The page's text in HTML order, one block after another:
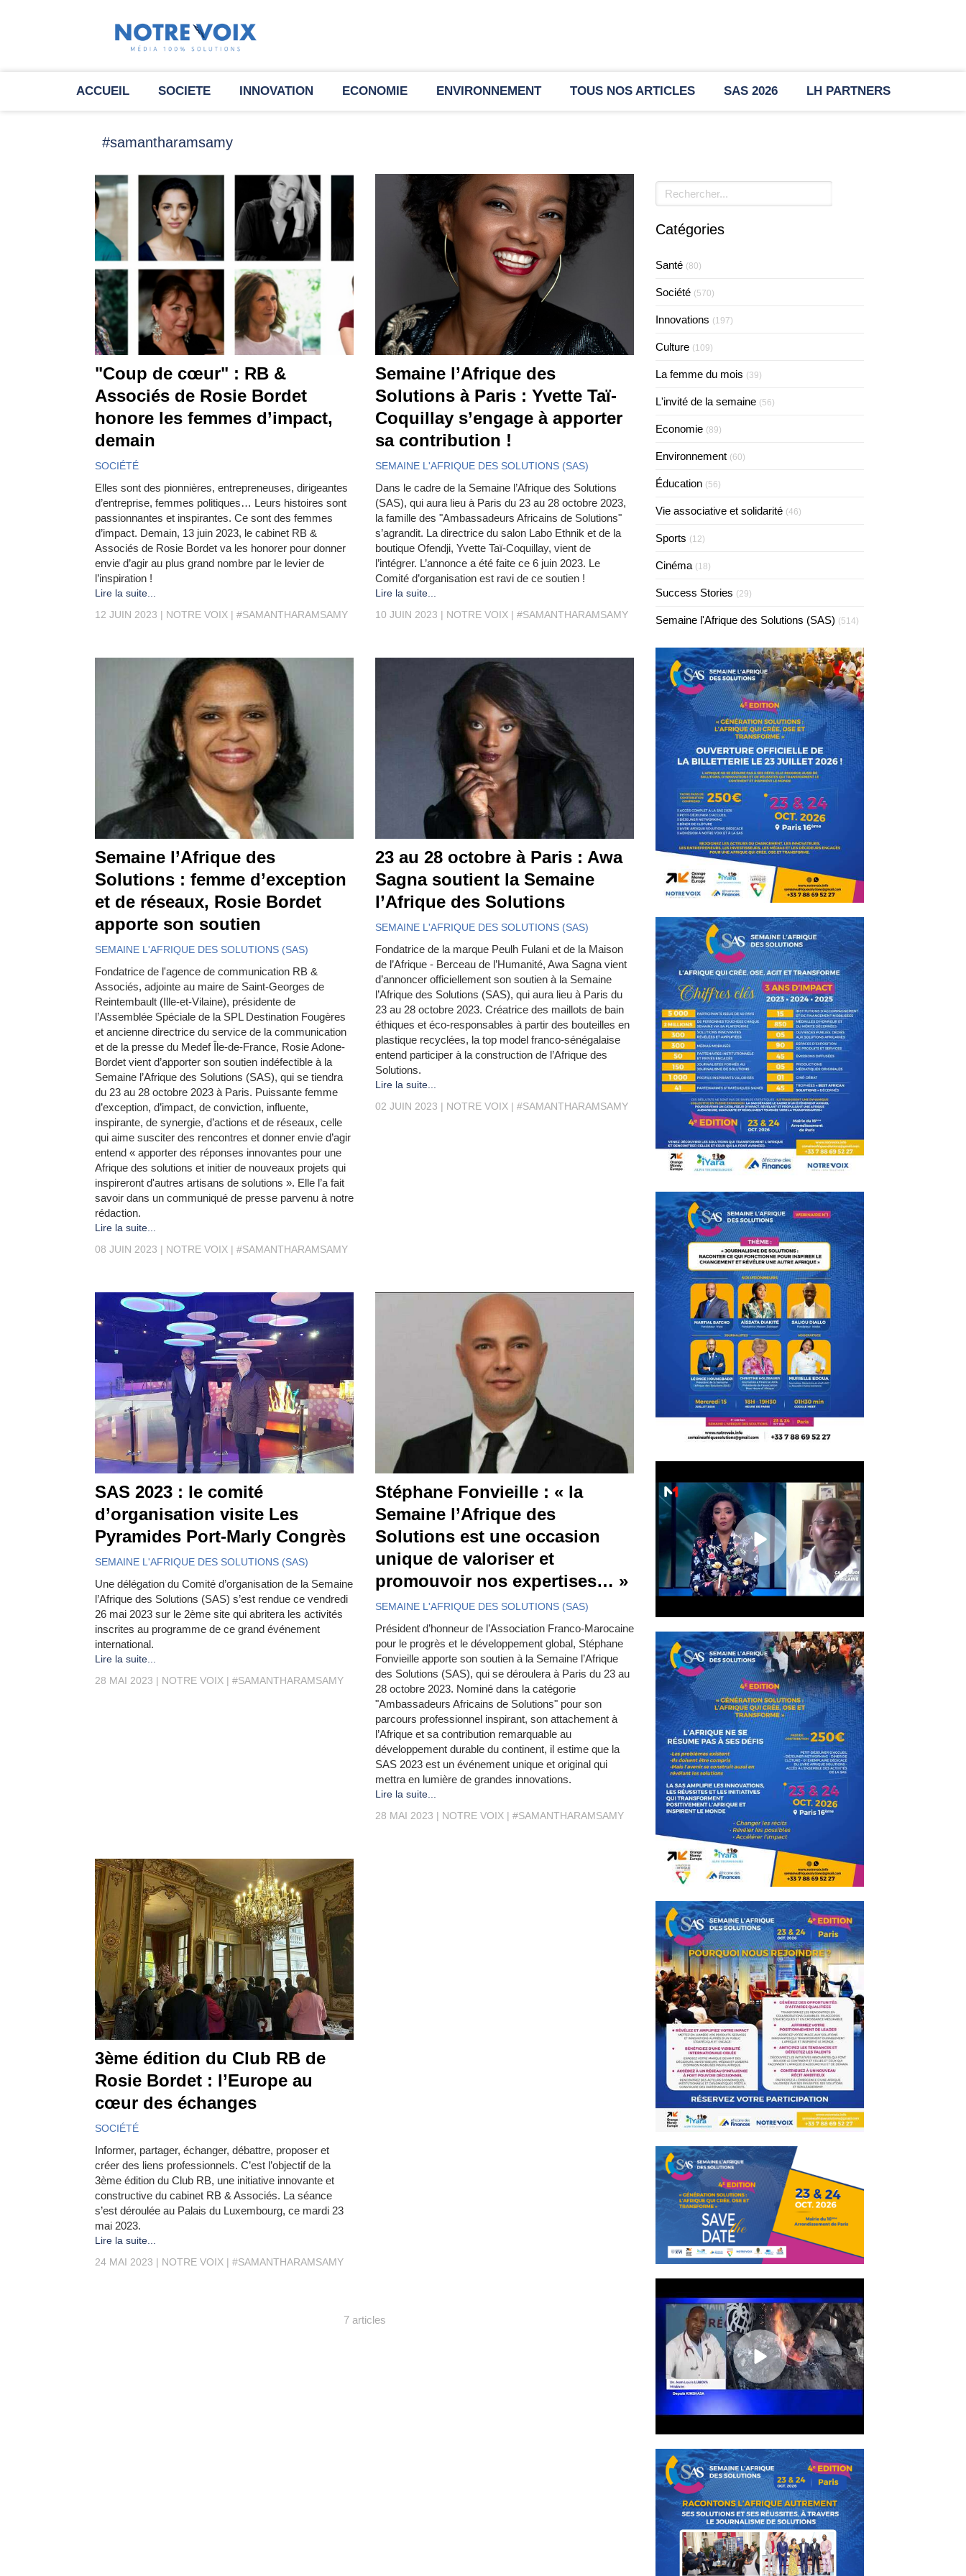
ACCUEIL SOCIETE INNOVATION ECONOMIE ENVIRONNEMENT TOUS NOS ARTICLES SAS 2026 LH PARTNERS
#samantharamsamy
"Coup de cœur" : RB &
Associés de Rosie Bordet
honore les femmes d’impact,
demain
SOCIÉTÉ
Elles sont des pionnières, entrepreneuses, dirigeantes
d’entreprise, femmes politiques… Leurs histoires sont
passionnantes et inspirantes. Ce sont des femmes
d’impact. Demain, 13 juin 2023, le cabinet RB &
Associés de Rosie Bordet va les honorer pour donner
envie d’agir au plus grand nombre par le levier de
l’inspiration !
Lire la suite...
12 JUIN 2023
NOTRE VOIX #SAMANTHARAMSAMY
Semaine l’Afrique des
Solutions à Paris : Yvette Taï-
Coquillay s’engage à apporter
sa contribution !
SEMAINE L'AFRIQUE DES SOLUTIONS (SAS)
Dans le cadre de la Semaine l’Afrique des Solutions
(SAS), qui aura lieu à Paris du 23 au 28 octobre 2023,
la famille des "Ambassadeurs Africains de Solutions"
s’agrandit. La directrice du salon Labo Ethnik et de la
boutique Ofendji, Yvette Taï-Coquillay, vient de
l’intégrer. L’annonce a été faite ce 6 juin 2023. Le
Comité d’organisation est ravi de ce soutien !
Lire la suite...
10 JUIN 2023
NOTRE VOIX #SAMANTHARAMSAMY
Semaine l’Afrique des
Solutions : femme d’exception
et de réseaux, Rosie Bordet
apporte son soutien
SEMAINE L'AFRIQUE DES SOLUTIONS (SAS)
Fondatrice de l'agence de communication RB &
Associés, adjointe au maire de Saint-Georges de
Reintembault (Ille-et-Vilaine), présidente de
l’Assemblée Spéciale de la SPL Destination Fougères
et ancienne directrice du service de la communication
et de la presse du Medef Île-de-France, Rosie Adone-
Bordet vient d’apporter son soutien indéfectible à la
Semaine l’Afrique des Solutions (SAS), qui se tiendra
du 23 au 28 octobre 2023 à Paris. Puissante femme
d’exception, d’impact, de conviction, influente,
inspirante, de synergie, d’actions et de réseaux, celle
qui aime susciter des rencontres et donner envie d’agir
entend « apporter des réponses innovantes pour une
Afrique des solutions et initier de nouveaux projets qui
inspireront d'autres artisans de solutions ». Elle l’a fait
savoir dans un communiqué de presse parvenu à notre
rédaction.
Lire la suite...
08 JUIN 2023
NOTRE VOIX #SAMANTHARAMSAMY
23 au 28 octobre à Paris : Awa
Sagna soutient la Semaine
l’Afrique des Solutions
SEMAINE L'AFRIQUE DES SOLUTIONS (SAS)
Fondatrice de la marque Peulh Fulani et de la Maison
de l’Afrique - Berceau de l’Humanité, Awa Sagna vient
d’annoncer officiellement son soutien à la Semaine
l’Afrique des Solutions (SAS), qui aura lieu à Paris du
23 au 28 octobre 2023. Créatrice des maillots de bain
éthiques et éco-responsables à partir des bouteilles en
plastique recyclées, la top model franco-sénégalaise
entend participer à la construction de l’Afrique des
Solutions.
Lire la suite...
02 JUIN 2023
NOTRE VOIX #SAMANTHARAMSAMY
SAS 2023 : le comité
d’organisation visite Les
Pyramides Port-Marly Congrès
SEMAINE L'AFRIQUE DES SOLUTIONS (SAS)
Une délégation du Comité d’organisation de la Semaine
l’Afrique des Solutions (SAS) s’est rendue ce vendredi
26 mai 2023 sur le 2ème site qui abritera les activités
inscrites au programme de ce grand événement
international.
Lire la suite...
28 MAI 2023
NOTRE VOIX #SAMANTHARAMSAMY
Stéphane Fonvieille : « la
Semaine l’Afrique des
Solutions est une occasion
unique de valoriser et
promouvoir nos expertises… »
SEMAINE L'AFRIQUE DES SOLUTIONS (SAS)
Président d’honneur de l’Association Franco-Marocaine
pour le progrès et le développement global, Stéphane
Fonvieille apporte son soutien à la Semaine l’Afrique
des Solutions (SAS), qui se déroulera à Paris du 23 au
28 octobre 2023. Nominé dans la catégorie
"Ambassadeurs Africains de Solutions" pour son
parcours professionnel inspirant, son attachement à
l’Afrique et sa contribution remarquable au
développement durable du continent, il estime que la
SAS 2023 est un événement unique et original qui
mettra en lumière de grandes innovations.
Lire la suite...
28 MAI 2023
NOTRE VOIX #SAMANTHARAMSAMY
3ème édition du Club RB de
Rosie Bordet : l’Europe au
cœur des échanges
SOCIÉTÉ
Informer, partager, échanger, débattre, proposer et
créer des liens professionnels. C’est l’objectif de la
3ème édition du Club RB, une initiative innovante et
constructive du cabinet RB & Associés. La séance
s’est déroulée au Palais du Luxembourg, ce mardi 23
mai 2023.
Lire la suite...
24 MAI 2023
NOTRE VOIX #SAMANTHARAMSAMY
7 articles
Rechercher
Catégories
Santé (80)
Société (570)
Innovations (197)
Culture (109)
La femme du mois (39)
L'invité de la semaine (56)
Economie (89)
Environnement (60)
Éducation (56)
Vie associative et solidarité (46)
Sports (12)
Cinéma (18)
Success Stories (29)
Semaine l'Afrique des Solutions (SAS) (514)